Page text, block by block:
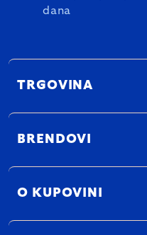
dana
TRGOVINA
BRENDOVI
O KUPOVINI